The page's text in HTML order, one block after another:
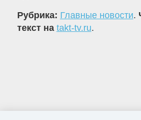
Рубрика: Главные новости.
текст на takt-tv.ru.